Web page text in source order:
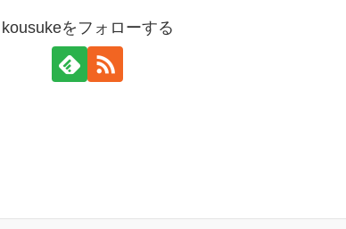
kousukeをフォローする